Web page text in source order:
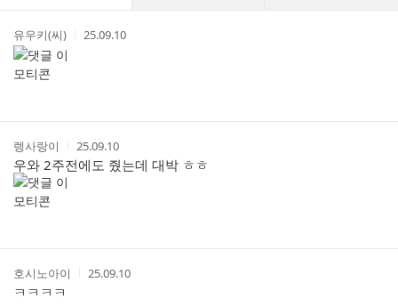
기
작
성
자
유우키(씨)
작
25.09.10
작
성
자
렝사랑이
작
성
시
25.09.10
우와 2주전에도 줬는데 대박 ㅎㅎ
작
성
자
호시노아이
작
25.09.10
ㅋㅋㅋㅋ